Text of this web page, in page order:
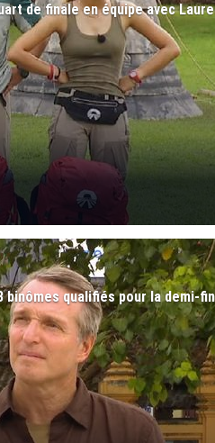
de finale en équipe avec
binômes qualifiés pour la demi-